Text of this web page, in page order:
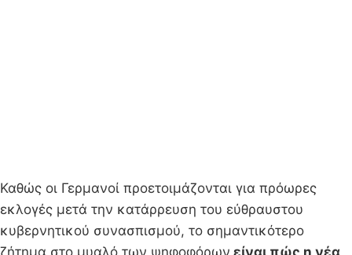
Καθώς οι Γερμανοί προετοιμάζονται για πρόωρες
εκλογές μετά την κατάρρευση του εύθραυστου
κυβερνητικού συνασπισμού, το σημαντικότερο
ζήτημα στο μυαλό των ψηφοφόρων είναι πώς η νέα